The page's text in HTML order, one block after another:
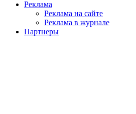
Реклама
Реклама на сайте
Реклама в журнале
Партнеры